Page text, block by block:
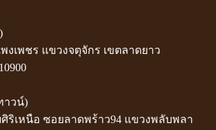
งเพชร แขวงจตุจักร เขตลาดยาว
าวน์)
ริเหนือ ซอยลาดพร้าว94 แขวงพลับพลา